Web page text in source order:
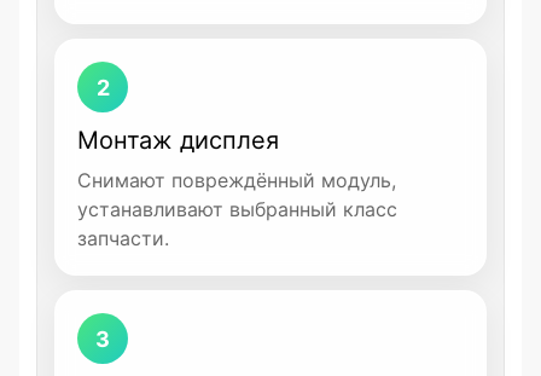
2
Монтаж дисплея
Снимают повреждённый модуль,
устанавливают выбранный класс
запчасти.
3